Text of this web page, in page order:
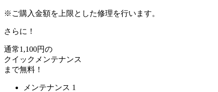
※ご購入金額を上限とした修理を行います。
さらに！
通常1,100円の
クイックメンテナンス
まで無料 ！
メンテナンス 1